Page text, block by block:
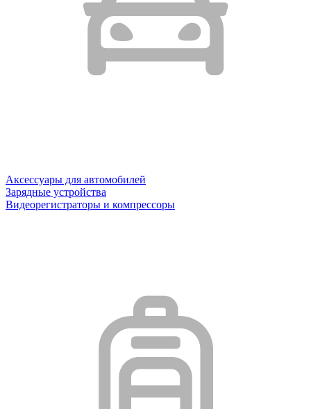
Аксессуары для автомобилей
Зарядные устройства
Видеорегистраторы и компрессоры